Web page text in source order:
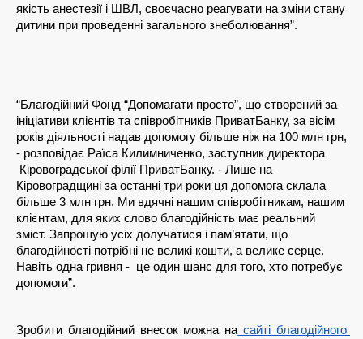
якість анестезії і ШВЛ, своєчасно реагувати на зміни стану
дитини при проведенні загального знеболювання”.
“Благодійний Фонд “Допомагати просто”, що створений за
ініціативи клієнтів та співробітників ПриватБанку, за вісім
років діяльності надав допомогу більше ніж на 100 млн грн,
- розповідає Раїса Килимниченко, заступник директора
Кіровоградської філії ПриватБанку. - Лише на
Кіровоградщині за останні три роки ця допомога склала
більше 3 млн грн. Ми вдячні нашим співробітникам, нашим
клієнтам, для яких слово благодійність має реальний
зміст. Запрошую усіх долучатися і пам’ятати, що
благодійності потрібні не великі кошти, а велике серце.
Навіть одна гривня -  це один шанс для того, хто потребує
допомоги”.
Зpобити благодійний внесок можна на сайті благодійного